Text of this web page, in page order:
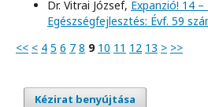
Dr. Vitrai József, Expanzió! 14
Egészségfejlesztés: Évf. 59
<< < 4 5 6 7 8 9 10 11 12 13 > >>
Kézirat benyújtása